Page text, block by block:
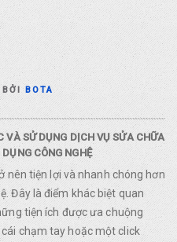
BỞIBOTA
VÀ SỬ DỤNG DỊCH VỤ SỬA CHỮA
CÔNG NGHỆ
nên tiện lợi và nhanh chóng hơn
Đây là điểm khác biệt quan
tiện ích được ưa chuộng
chạm tay hoặc một click